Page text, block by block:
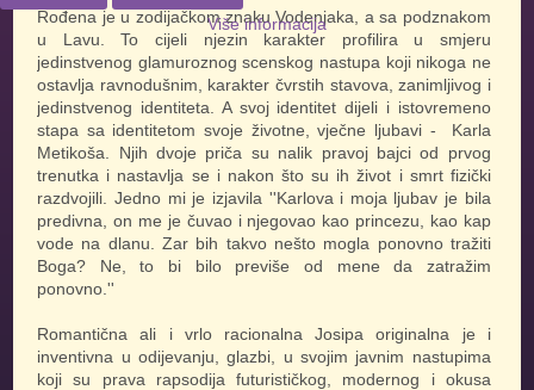
Rođena je u zodijačkom znaku Vodenjaka, a sa podznakom
u Lavu. To cijeli njezin karakter profilira u smjeru
jedinstvenog glamuroznog scenskog nastupa koji nikoga ne
ostavlja ravnodušnim, karakter čvrstih stavova, zanimljivog i
jedinstvenog identiteta. A svoj identitet dijeli i istovremeno
stapa sa identitetom svoje životne, vječne ljubavi - Karla
Metikoša. Njih dvoje priča su nalik pravoj bajci od prvog
trenutka i nastavlja se i nakon što su ih život i smrt fizički
razdvojili. Jedno mi je izjavila ''Karlova i moja ljubav je bila
predivna, on me je čuvao i njegovao kao princezu, kao kap
vode na dlanu. Zar bih takvo nešto mogla ponovno tražiti
Boga? Ne, to bi bilo previše od mene da zatražim
ponovno.''
Romantična ali i vrlo racionalna Josipa originalna je i
inventivna u odijevanju, glazbi, u svojim javnim nastupima
koji su prava rapsodija futurističkog, modernog i okusa
Više informacija